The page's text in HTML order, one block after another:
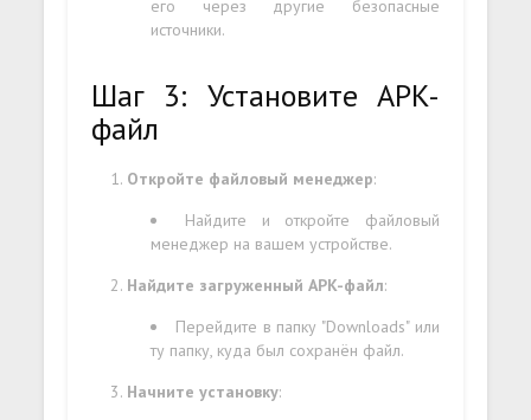
его через другие безопасные
источники.
Шаг 3: Установите APK-
файл
Откройте файловый менеджер:
Найдите и откройте файловый
менеджер на вашем устройстве.
Найдите загруженный APK-файл:
Перейдите в папку "Downloads" или
ту папку, куда был сохранён файл.
Начните установку: